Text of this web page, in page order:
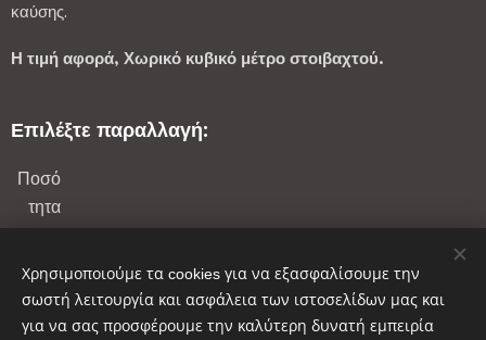
καύσης.
Η τιμή αφορά, Χωρικό κυβικό μέτρο στοιβαχτού.
Επιλέξτε παραλλαγή:
Ποσό
τητα
Από80,00€
Χρησιμοποιούμε τα cookies για να εξασφαλίσουμε την
σωστή λειτουργία και ασφάλεια των ιστοσελίδων μας και
για να σας προσφέρουμε την καλύτερη δυνατή εμπειρία